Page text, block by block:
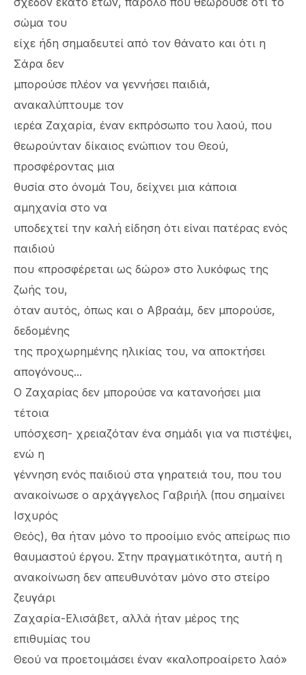
σώμα του
είχε ήδη σημαδευτεί από τον θάνατο και ότι η
Σάρα δεν
μπορούσε πλέον να γεννήσει παιδιά,
ανακαλύπτουμε τον
ιερέα Ζαχαρία, έναν εκπρόσωπο του λαού, που
θεωρούνταν δίκαιος ενώπιον του Θεού,
προσφέροντας μια
θυσία στο όνομά Του, δείχνει μια κάποια
αμηχανία στο να
υποδεχτεί την καλή είδηση ότι είναι πατέρας ενός
παιδιού
που «προσφέρεται ως δώρο» στο λυκόφως της
ζωής του,
όταν αυτός, όπως και ο Αβραάμ, δεν μπορούσε,
δεδομένης
της προχωρημένης ηλικίας του, να αποκτήσει
απογόνους...
Ο Ζαχαρίας δεν μπορούσε να κατανοήσει μια
τέτοια
υπόσχεση- χρειαζόταν ένα σημάδι για να πιστέψει,
ενώ η
γέννηση ενός παιδιού στα γηρατειά του, που του
ανακοίνωσε ο αρχάγγελος Γαβριήλ (που σημαίνει
Ισχυρός
Θεός), θα ήταν μόνο το προοίμιο ενός απείρως πιο
θαυμαστού έργου. Στην πραγματικότητα, αυτή η
ανακοίνωση δεν απευθυνόταν μόνο στο στείρο
ζευγάρι
Ζαχαρία-Ελισάβετ, αλλά ήταν μέρος της
επιθυμίας του
Θεού να προετοιμάσει έναν «καλοπροαίρετο λαό»